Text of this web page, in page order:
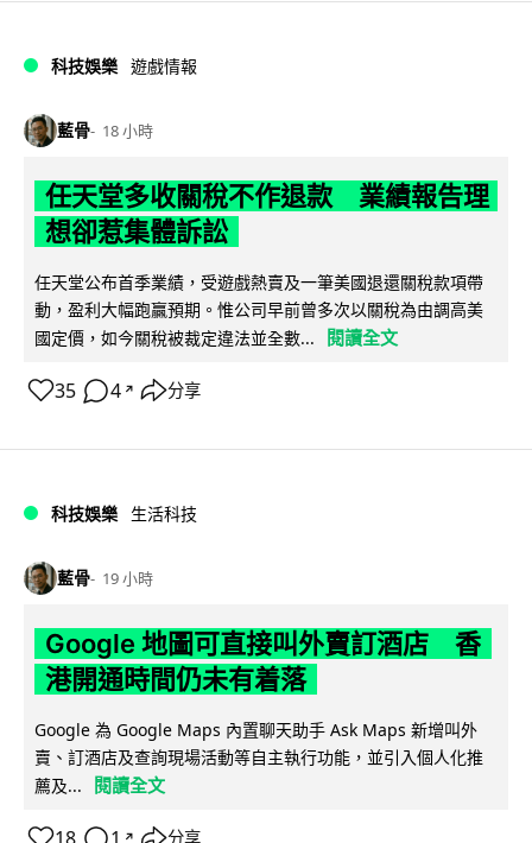
科技娛樂 遊戲情報
藍骨 18 小時
任天堂多收關稅不作退款 業績報告理
想卻惹集體訴訟
任天堂公布首季業績，受遊戲熱賣及一筆美國退還關稅款項帶
動，盈利大幅跑贏預期。惟公司早前曾多次以關稅為由調高美
國定價，如今關稅被裁定違法並全數...
閱讀全文
35 4 ↗ 分享
科技娛樂 生活科技
藍骨 19 小時
Google 地圖可直接叫外賣訂酒店 香
港開通時間仍未有着落
Google 為 Google Maps 內置聊天助手 Ask Maps 新增叫外
賣、訂酒店及查詢現場活動等自主執行功能，並引入個人化推
薦及...
閱讀全文
↗ 分享